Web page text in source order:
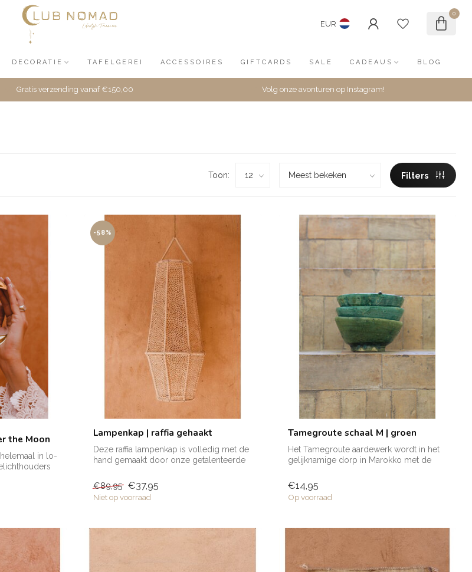
EUR
0
DECORATIE TAFELGEREI ACCESSOIRES GIFTCARDS SALE CADEAUS BLOG
Gratis verzending vanaf €150,00 Volg onze avonturen op Instagram!
Toon: Filters
the Moon
in lo-
-58%
Lampenkap | raffia gehaakt
Deze raffia lampenkap is volledig met de
hand gemaakt door onze getalenteerde
€89,95 €37,95
Niet op voorraad
Tamegroute schaal M | groen
Het Tamegroute aardewerk wordt in het
gelijknamige dorp in Marokko met de
€14,95
Op voorraad